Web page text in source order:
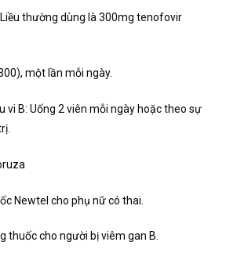
thường dùng là 300mg tenofovir
một lần mỗi ngày.
vi B: Uống 2 viên mỗi ngày hoặc theo sự
Newtel cho phụ nữ có thai.
thuốc cho người bị viêm gan B.